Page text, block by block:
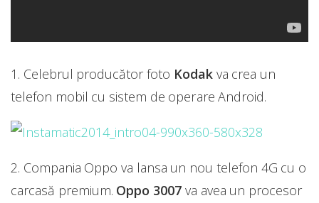
1. Celebrul producător foto Kodak va crea un
telefon mobil cu sistem de operare Android.
2. Compania Oppo va lansa un nou telefon 4G cu o
carcasă premium. Oppo 3007 va avea un procesor